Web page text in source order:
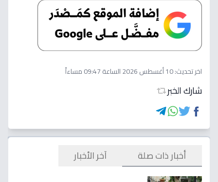
اخر تحديث:10 أغسطس 2026 الساعة 09:47 مساءاً
شارك الخبر
أخبار ذات صلة آخر الأخبار